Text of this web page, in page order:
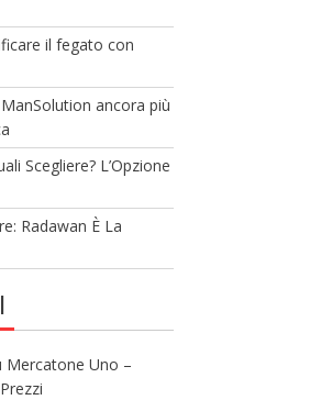
il fegato con
ancora più
Scegliere? L’Opzione
Radawan È La
Mercatone Uno –